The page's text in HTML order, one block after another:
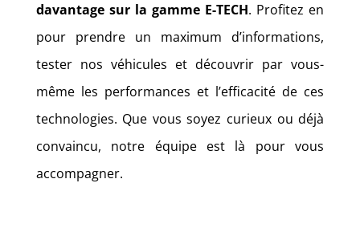
davantage sur la gamme E-TECH. Profitez en
pour prendre un maximum d’informations,
tester nos véhicules et découvrir par vous-
même les performances et l’efficacité de ces
technologies. Que vous soyez curieux ou déjà
convaincu, notre équipe est là pour vous
accompagner.